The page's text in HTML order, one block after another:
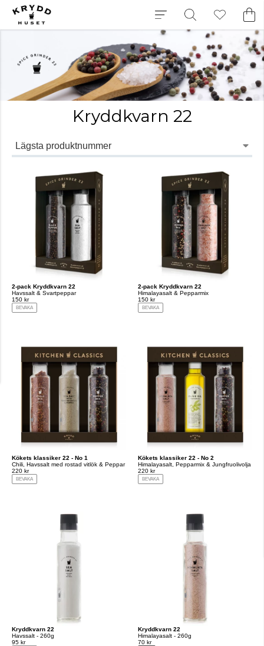
Kryddkvarn 22
Lägsta produktnummer
2-pack Kryddkvarn 22
Havssalt & Svartpeppar
150 kr
BEVAKA
2-pack Kryddkvarn 22
Himalayasalt & Pepparmix
150 kr
BEVAKA
Kökets klassiker 22 - No 1
Chili, Havssalt med rostad vitlök & Peppar
220 kr
BEVAKA
Kökets klassiker 22 - No 2
Himalayasalt, Pepparmix & Jungfruolivolja
220 kr
BEVAKA
Kryddkvarn 22
Havssalt - 260g
95 kr
Kryddkvarn 22
Himalayasalt - 260g
70 kr